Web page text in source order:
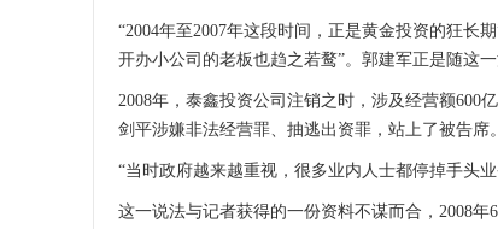
“2004年至2007年这段时间，正是黄金投资的狂长
开办小公司的老板也趋之若鹜”。郭建军正是随这
2008年，泰鑫投资公司注销之时，涉及经营额600
剑平涉嫌非法经营罪、抽逃出资罪，站上了被告席。
“当时政府越来越重视，很多业内人士都停掉手头
这一说法与记者获得的一份资料不谋而合，2008年